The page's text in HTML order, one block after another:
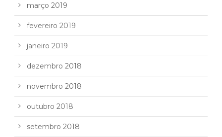
março 2019
fevereiro 2019
janeiro 2019
dezembro 2018
novembro 2018
outubro 2018
setembro 2018